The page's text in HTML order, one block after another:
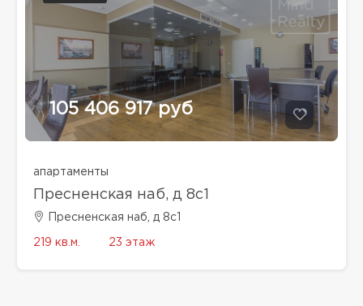
105 406 917 руб
апартаменты
Пресненская наб, д 8с1
Пресненская наб, д 8с1
219 кв.м. 23 этаж